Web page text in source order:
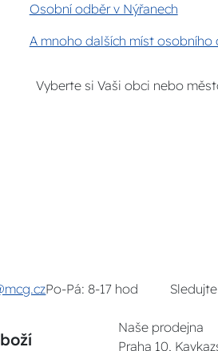
Osobní odběr v Nýřanech
A mnoho dalších míst osobního
Vyberte si Vaši obci nebo
Po-Pá: 8-17 hod
Naše prodejna
Praha 10,